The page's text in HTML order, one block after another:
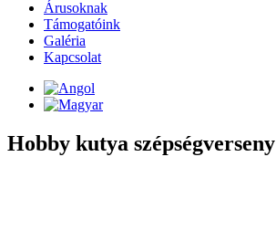
Árusoknak
Támogatóink
Galéria
Kapcsolat
Hobby kutya szépségverseny